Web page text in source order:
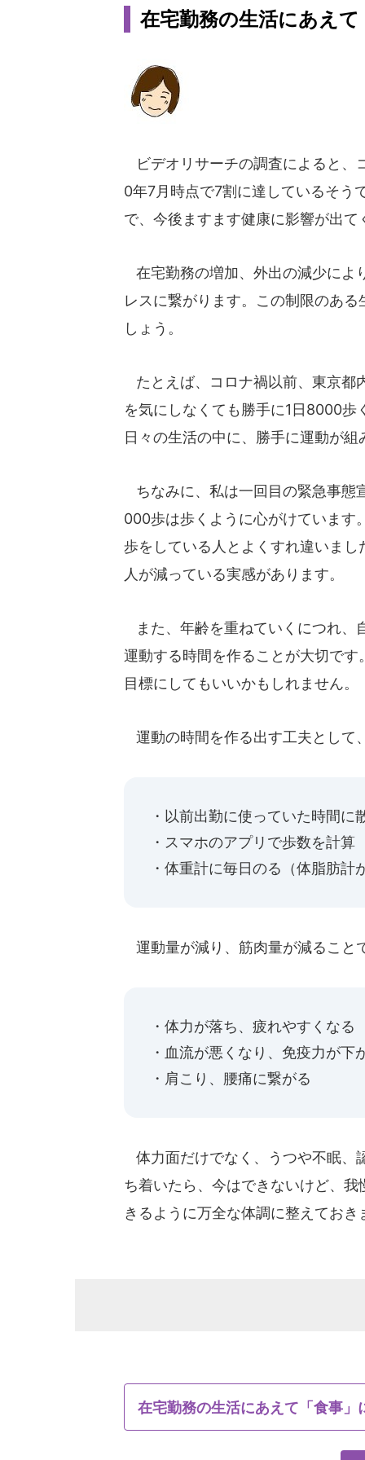
在宅勤務の生活にあえ
ビデオリサーチの調査によると、
0年7月時点で7割に達しているそう
で、今後ますます健康に影響が出
在宅勤務の増加、外出の減少によ
レスに繋がります。この制限のあ
しょう。
たとえば、コロナ禍以前、東京都
を気にしなくても勝手に1日8000
日々の生活の中に、勝手に運動が
ちなみに、私は一回目の緊急事態
000歩は歩くように心がけています
歩をしている人とよくすれ違いま
人が減っている実感があります。
また、年齢を重ねていくにつれ、
運動する時間を作ることが大切で
目標にしてもいいかもしれません。
運動の時間を作る出す工夫として
・以前出勤に使っていた時間に
・スマホのアプリで歩数を計算
・体重計に毎日のる（体脂肪計
運動量が減り、筋肉量が減ること
・体力が落ち、疲れやすくなる
・血流が悪くなり、免疫力が下
・肩こり、腰痛に繋がる
体力面だけでなく、うつや不眠、
ち着いたら、今はできないけど、
きるように万全な体調に整えておき
在宅勤務の生活にあえて「食事」